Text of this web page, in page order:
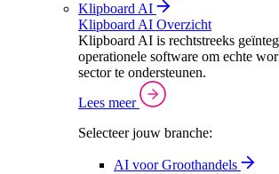
Klipboard AI
Klipboard AI Overzicht
Klipboard AI is rechtstreeks
operationele software om echte
sector te ondersteunen.
Lees meer
Selecteer jouw branche:
AI voor Groothandels